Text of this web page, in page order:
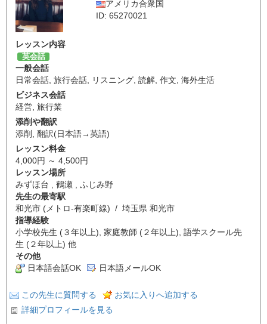
アメリカ合衆国
ID: 65270021
レッスン内容
英会話
一般会話
日常会話 旅行会話 リスニング 読解 作文 海外生活
ビジネス会話
経営 旅行業
添削や翻訳
添削
翻訳(日本語→英語)
レッスン料金
4,000円 ～ 4,500円
レッスン場所
みずほ台 , 鶴瀬 , ふじみ野
先生の最寄駅
和光市 (メトロ-有楽町線) / 埼玉県 和光市
指導経験
小学校先生 (３年以上), 家庭教師 (２年以上), 語学スクール先
生 (２年以上) 他
その他
日本語会話OK
日本語メールOK
この先生に質問する
お気に入りへ追加する
詳細プロフィールを見る